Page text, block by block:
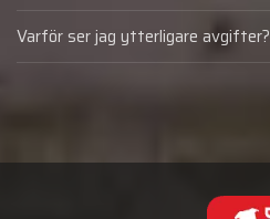
Varför ser jag ytterligare avgifter?